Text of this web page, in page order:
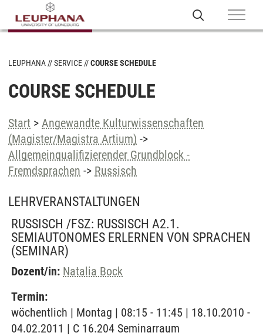
LEUPHANA SERVICE COURSE SCHEDULE
COURSE SCHEDULE
Start > Angewandte Kulturwissenschaften
(Magister/Magistra Artium) ->
Allgemeinqualifizierender Grundblock -
Fremdsprachen -> Russisch
LEHRVERANSTALTUNGEN
RUSSISCH /FSZ: RUSSISCH A2.1.
SEMIAUTONOMES ERLERNEN VON SPRACHEN
(SEMINAR)
Dozent/in: Natalia Bock
Termin:
wöchentlich | Montag | 08:15 - 11:45 | 18.10.2010 -
04.02.2011 | C 16.204 Seminarraum